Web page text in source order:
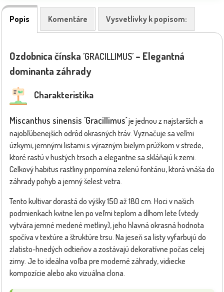
Popis Komentáre Vysvetlivky k popisom:
Ozdobnica čínska ´GRACILLIMUS´– Elegantná
dominanta záhrady
Charakteristika
Miscanthus sinensis ´Gracillimus´je jednou z najstarších a
najobľúbenejších odrôd okrasných tráv. Vyznačuje sa veľmi
úzkymi, jemnými listami s výrazným bielym prúžkom v strede,
ktoré rastú v hustých trsoch a elegantne sa skláňajú k zemi.
Celkový habitus rastliny pripomína zelenú fontánu, ktorá vnáša do
záhrady pohyb a jemný šelest vetra.
Tento kultivar dorastá do výšky 150 až 180 cm. Hoci v našich
podmienkach kvitne len po veľmi teplom a dlhom lete (vtedy
vytvára jemné medené metliny), jeho hlavná okrasná hodnota
spočíva v textúre a štruktúre trsu. Na jeseň sa listy vyfarbujú do
zlatisto-hnedých odtieňov a zostávajú dekoratívne počas celej
zimy. Je to ideálna voľba pre moderné záhrady, vidiecke
kompozície alebo ako vizuálna clona.